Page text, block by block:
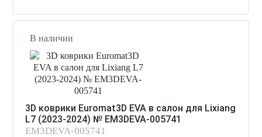
В наличии
3D коврики Euromat3D EVA в салон для Lixiang
L7 (2023-2024) № EM3DEVA-005741
EM3DEVA-005741